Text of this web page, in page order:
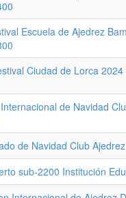
Escuela de Ajedrez
Ciudad de Lorca
de Navidad
de Navidad Club
sub-2200 Institución